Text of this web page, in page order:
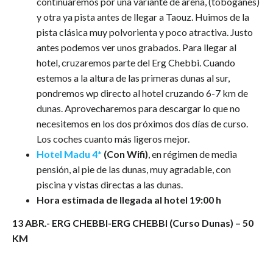
y otra ya pista antes de llegar a Taouz. Huimos de la
pista clásica muy polvorienta y poco atractiva. Justo
antes podemos ver unos grabados. Para llegar al
hotel, cruzaremos parte del Erg Chebbi. Cuando
estemos a la altura de las primeras dunas al sur,
pondremos wp directo al hotel cruzando 6-7 km de
dunas. Aprovecharemos para descargar lo que no
necesitemos en los dos próximos dos días de curso.
Los coches cuanto más ligeros mejor.
Hotel Madu 4* (Con Wifi), en régimen de media
pensión, al pie de las dunas, muy agradable, con
piscina y vistas directas a las dunas.
Hora estimada de llegada al hotel 19:00 h
13 ABR.- ERG CHEBBI-ERG CHEBBI (Curso Dunas) – 50
KM